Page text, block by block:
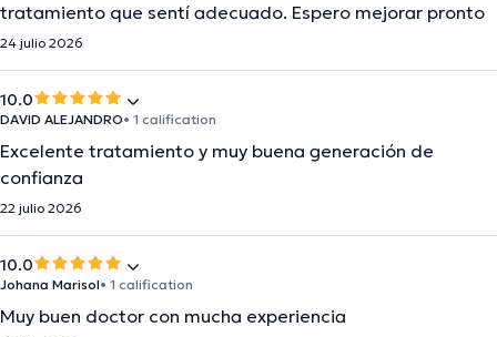
tratamiento que sentí adecuado. Espero mejorar pronto
24 julio 2026
10.0
DAVID ALEJANDRO• 1 calification
Excelente tratamiento y muy buena generación de
confianza
22 julio 2026
10.0
Johana Marisol• 1 calification
Muy buen doctor con mucha experiencia